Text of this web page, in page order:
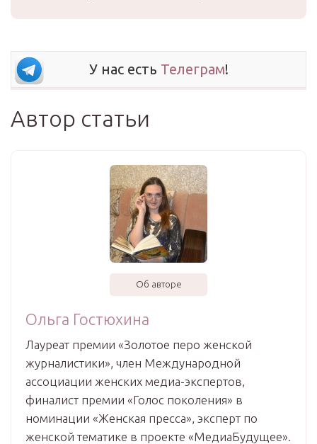
У нас есть Телеграм!
Автор статьи
Об авторе
Ольга Гостюхина
Лауреат премии «Золотое перо женской
журналистики», член Международной
ассоциации женских медиа-экспертов,
финалист премии «Голос поколения» в
номинации «Женская пресса», эксперт по
женской тематике в проекте «МедиаБудущее».